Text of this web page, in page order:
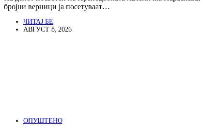
бројни верници ја посетуваат…
ЧИТАЈ БЕ
АВГУСТ 8, 2026
ОПУШТЕНО